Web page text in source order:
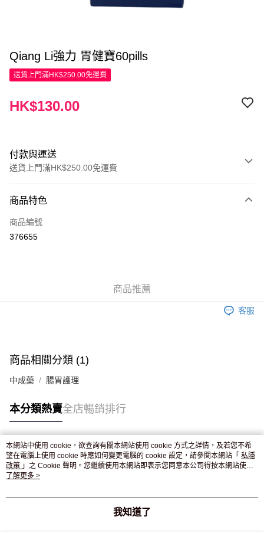
Qiang Li強力 胃健寶60pills
送貨上門滿HK$250.00免運費
HK$130.00
付款與運送
送貨上門滿HK$250.00免運費
信用卡
Apple Pay
付款後門市自取，訂單確認後2-4個工作天到店，7天內取。逾期後
商品特色
商品編號
376655
商品推薦
客服
商品相關分類 (1)
中成藥 腸胃護理
本分類熱賣全店暢銷排行
熱門標籤
熱銷排行
本網站中使用 cookie，欲查詢有關本網站使用 cookie 方式之詳情，及若您不希
望在電腦上使用 cookie 時應如何變更電腦的 cookie 設定，請參閱本網站「 私隱
政策 」之 Cookie 聲明。您繼續使用本網站即表示您同意本公司得按本網站使用
條款之 Cookie 聲明使用 cookie。
了解更多 >
我知道了